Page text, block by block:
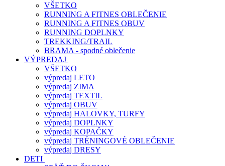
VŠETKO
RUNNING A FITNES OBLEČENIE
RUNNING A FITNES OBUV
RUNNING DOPLNKY
TREKKING/TRAIL
BRAMA - spodné oblečenie
VÝPREDAJ
VŠETKO
výpredaj LETO
výpredaj ZIMA
výpredaj TEXTIL
výpredaj OBUV
výpredaj HALOVKY, TURFY
výpredaj DOPLNKY
výpredaj KOPAČKY
výpredaj TRÉNINGOVÉ OBLEČENIE
výpredaj DRESY
DETI